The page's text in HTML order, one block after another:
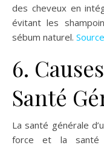
des cheveux en
évitant les
sébum naturel. Source
6.
Santé
La santé générale
force et la santé